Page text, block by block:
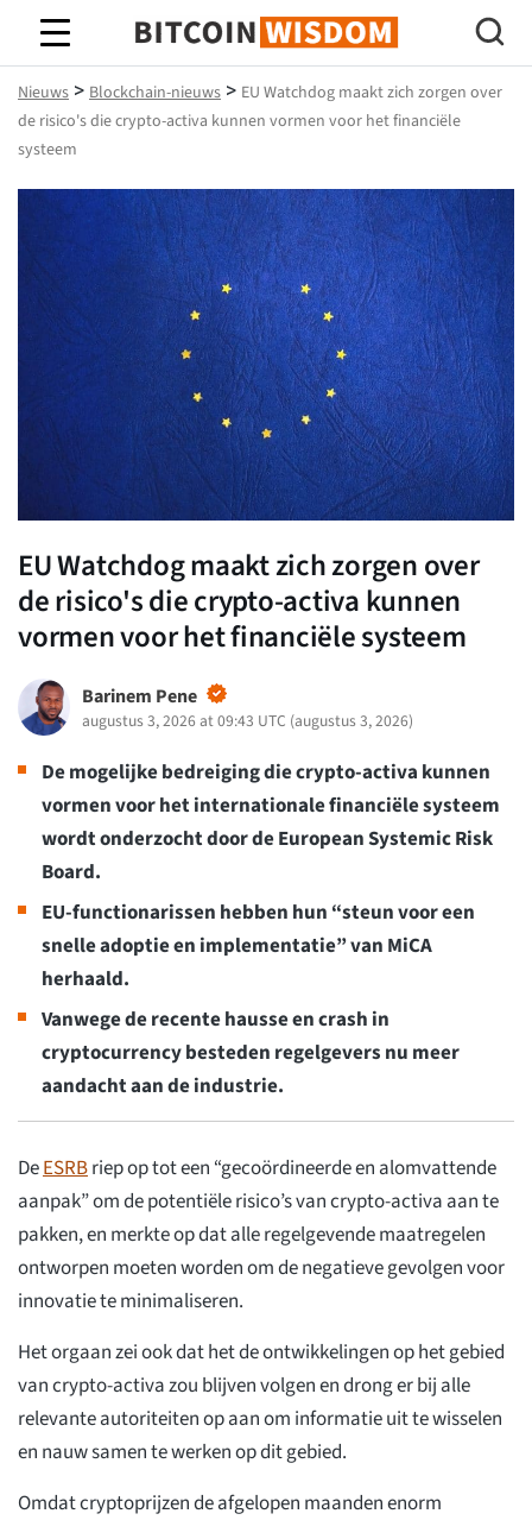
Bitcoin-wijsheid
Nieuws > Blockchain-nieuws > EU Watchdog maakt zich zorgen over
de risico's die crypto-activa kunnen vormen voor het financiële
systeem
EU Watchdog maakt zich zorgen over
de risico's die crypto-activa kunnen
vormen voor het financiële systeem
Barinem Pene
augustus 3, 2026 at 09:43 UTC (augustus 3, 2026)
De mogelijke bedreiging die crypto-activa kunnen
vormen voor het internationale financiële systeem
wordt onderzocht door de European Systemic Risk
Board.
EU-functionarissen hebben hun “steun voor een
snelle adoptie en implementatie” van MiCA
herhaald.
Vanwege de recente hausse en crash in
cryptocurrency besteden regelgevers nu meer
aandacht aan de industrie.
DeESRBriep op tot een “gecoördineerde en alomvattende
aanpak” om de potentiële risico’s van crypto-activa aan te
pakken, en merkte op dat alle regelgevende maatregelen
ontworpen moeten worden om de negatieve gevolgen voor
innovatie te minimaliseren.
Het orgaan zei ook dat het de ontwikkelingen op het gebied
van crypto-activa zou blijven volgen en drong er bij alle
relevante autoriteiten op aan om informatie uit te wisselen
en nauw samen te werken op dit gebied.
Omdat cryptoprijzen de afgelopen maanden enorm